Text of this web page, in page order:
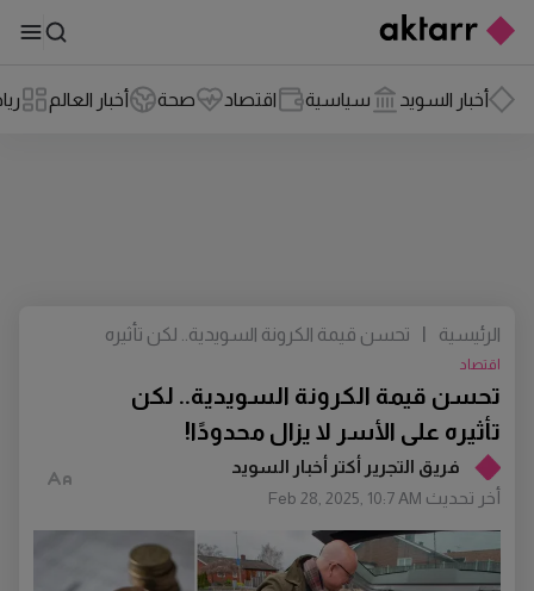
أخبار السويد سياسية اقتصاد صحة أخبار العالم
فريق التجرير أكتر أخبار السويد
أخر تحديث Feb 28, 2025, 10:7 AM
تحسن قيمة الكرونة السويدية.. لكن
تأثيره على الأسر لا يزال محدودًا!
اقتصاد
الرئيسية |
تحسن قيمة الكرونة السويدية.. لكن تأثيره